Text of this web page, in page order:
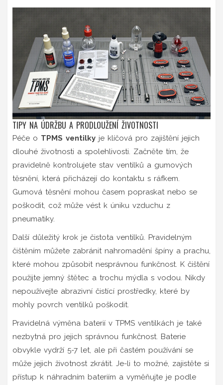
TIPY NA ÚDRŽBU A PRODLOUŽENÍ ŽIVOTNOSTI
Péče o TPMS ventilky je klíčová pro zajištění jejich
dlouhé životnosti a spolehlivosti. Začněte tím, že
pravidelně kontrolujete stav ventilků a gumových
těsnění, která přicházejí do kontaktu s ráfkem.
Gumová těsnění mohou časem popraskat nebo se
poškodit, což může vést k úniku vzduchu z
pneumatiky.
Další důležitý krok je čistota ventilků. Pravidelným
čištěním můžete zabránit nahromadění špíny a prachu,
které mohou způsobit nesprávnou funkčnost. K čištění
použijte jemný štětec a trochu mýdla s vodou. Nikdy
nepoužívejte abrazivní čistící prostředky, které by
mohly povrch ventilků poškodit.
Pravidelná výměna baterií v TPMS ventilkách je také
nezbytná pro jejich správnou funkčnost. Baterie
obvykle vydrží 5-7 let, ale při častém používání se
může jejich životnost zkrátit. Je-li to možné, zajistěte si
přístup k náhradním bateriím a vyměňujte je podle